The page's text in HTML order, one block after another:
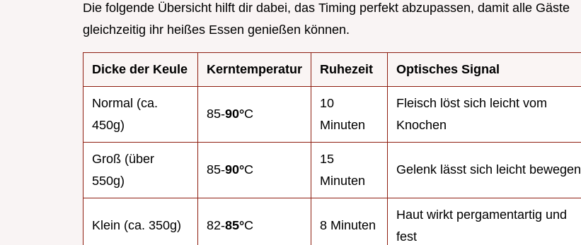
Die folgende Übersicht hilft dir dabei, das Timing perfekt abzupassen, damit alle Gäste
gleichzeitig ihr heißes Essen genießen können.
Dicke der Keule Kerntemperatur Ruhezeit Optisches Signal
Normal (ca.
450g)
85-90°C
10
Minuten
Fleisch löst sich leicht vom
Knochen
Groß (über
550g)
85-90°C
15
Minuten
Gelenk lässt sich leicht bewegen
Klein (ca. 350g) 82-85°C 8 Minuten
Haut wirkt pergamentartig und
fest